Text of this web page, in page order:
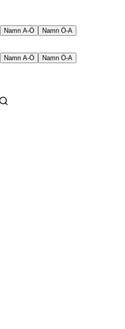
Namn A-Ö Namn Ö-A
Namn A-Ö Namn Ö-A